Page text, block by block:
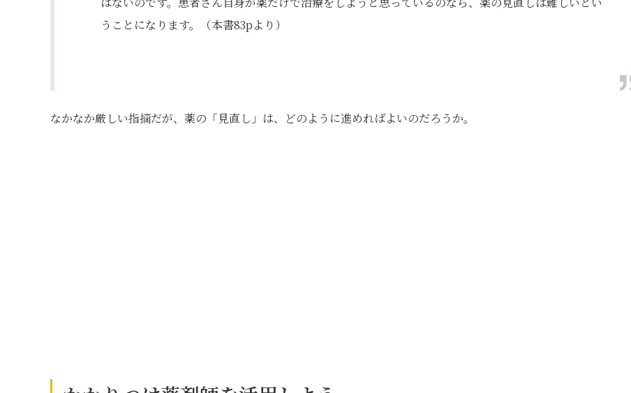
うことになります。（本書83pより）
なかなか厳しい指摘だが、薬の「見直し」は、どのように進めればよいのだろうか。